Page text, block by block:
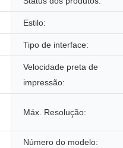
Estilo:
Tipo de interface:
Velocidade preta de
impressão:
Máx. Resolução:
Número do modelo: